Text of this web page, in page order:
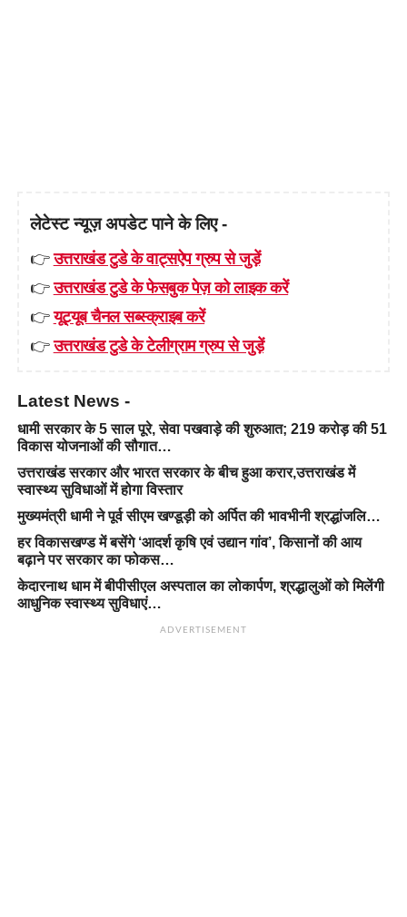
लेटेस्ट न्यूज़ अपडेट पाने के लिए -
👉उत्तराखंड टुडे के वाट्सऐप ग्रुप से जुड़ें
👉उत्तराखंड टुडे के फेसबुक पेज़ को लाइक करें
👉यूट्यूब चैनल सब्स्क्राइब करें
👉उत्तराखंड टुडे के टेलीग्राम ग्रुप से जुड़ें
Latest News -
धामी सरकार के 5 साल पूरे, सेवा पखवाड़े की शुरुआत; 219 करोड़ की 51
विकास योजनाओं की सौगात…
उत्तराखंड सरकार और भारत सरकार के बीच हुआ करार,उत्तराखंड में
स्वास्थ्य सुविधाओं में होगा विस्तार
मुख्यमंत्री धामी ने पूर्व सीएम खण्डूड़ी को अर्पित की भावभीनी श्रद्धांजलि…
हर विकासखण्ड में बसेंगे ‘आदर्श कृषि एवं उद्यान गांव’, किसानों की आय
बढ़ाने पर सरकार का फोकस…
केदारनाथ धाम में बीपीसीएल अस्पताल का लोकार्पण, श्रद्धालुओं को मिलेंगी
आधुनिक स्वास्थ्य सुविधाएं…
ADVERTISEMENT